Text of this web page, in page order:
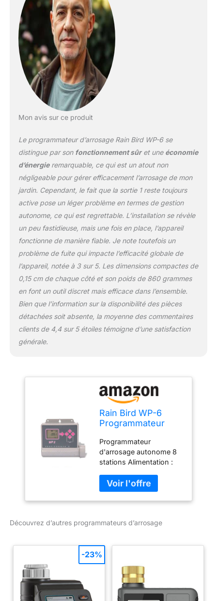
Mon avis sur ce produit
Le programmateur d’arrosage Rain Bird WP-6 se
distingue par son fonctionnement sûret une économie
d’énergieremarquable, ce qui est un atout non
négligeable pour gérer efficacement l’arrosage de mon
jardin. Cependant, le fait que la sortie 1 reste toujours
active pose un léger problème en termes de gestion
autonome, ce qui est regrettable. L’installation se révèle
un peu fastidieuse, mais une fois en place, l’appareil
fonctionne de manière fiable. Je note toutefois un
problème de fuite qui impacte l’efficacité globale de
l’appareil, notée à 3 sur 5. Les dimensions compactes de
0,15 cm de chaque côté et son poids de 860 grammes
en font un outil discret mais efficace dans l’ensemble.
Bien que l’information sur la disponibilité des pièces
détachées soit absente, la moyenne des commentaires
clients de 4,4 sur 5 étoiles témoigne d’une satisfaction
générale.
Rain Bird WP-6
Programmateur
0,15 x 0,15 cm
Programmateur
d'arrosage autonome 8
stations Alimentation :
et étanche. Indice de
protection : IP 68. 3
programmes, 8 initiations
programmation de 1
Découvrez d’autres programmateurs d’arrosage
-23%